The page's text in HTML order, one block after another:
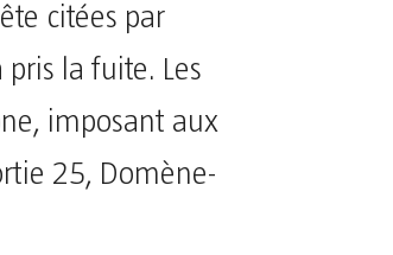
citées par
pris la fuite. Les
imposant aux
25, Domène-